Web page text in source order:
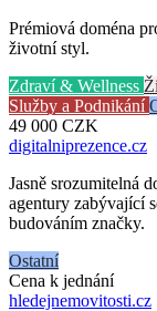
Prémiová doména
životní styl.
Zdraví & Wellness
Služby a Podnikání
49 000 CZK
digitalniprezence.cz
Jasně srozumitelná
agentury zabývající
budováním značky.
Ostatní
Cena k jednání
hledejnemovitosti.cz